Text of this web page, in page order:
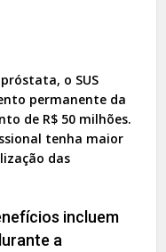
o SUS
permanente da
de R$ 50 milhões.
tenha maior
das
incluem
a